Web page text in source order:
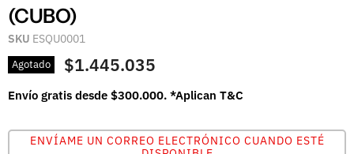
(CUBO)
SKU ESQU0001
Agotado $1.445.035
Envío gratis desde $300.000. *Aplican T&C
ENVÍAME UN CORREO ELECTRÓNICO CUANDO ESTÉ